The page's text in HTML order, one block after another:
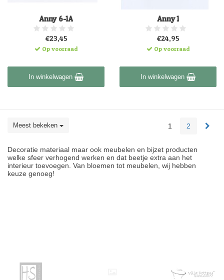
Anny 6-1A
€23,45
Op voorraad
In winkelwagen
Anny 1
€24,95
Op voorraad
In winkelwagen
Meest bekeken 1 2
Decoratie materiaal maar ook meubelen en bijzet producten
welke sfeer verhogend werken en dat beetje extra aan het
interieur toevoegen. Van bloemen tot meubelen, wij hebben
keuze genoeg!